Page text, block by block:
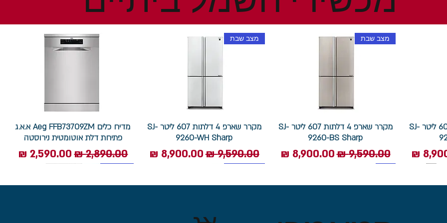
מקרר שארפ 4 דלתות 607 ליטר SJ-
מבצע
מצב שבת
מקרר שארפ 4 דלתות 607 ליטר SJ-
9260-BS Sharp
מחיר רגיל‏9,590.00 ‏₪ מחיר מבצע
מצב שבת
מקרר שארפ 4 דלתות 607 ליטר SJ-
9260-WH Sharp
מחיר רגיל‏9,590.00 ‏₪ מחיר מבצע
מדיח כלים Aeg FFB73709ZM א.א.ג
פתיחת דלת אוטומטית נירוסטה
מחיר רגיל‏2,890.00 ‏₪ מחיר מבצע